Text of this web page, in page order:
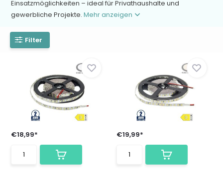
Einsatzmöglichkeiten – ideal für Privathaushalte und
gewerbliche Projekte.Mehr anzeigen
Filter
€18,99* €19,99*